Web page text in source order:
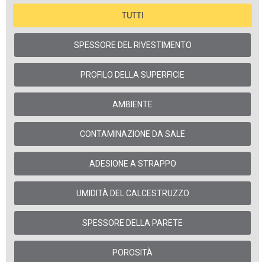
TUTTI
SPESSORE DEL RIVESTIMENTO
PROFILO DELLA SUPERFICIE
AMBIENTE
CONTAMINAZIONE DA SALE
ADESIONE A STRAPPO
UMIDITÀ DEL CALCESTRUZZO
SPESSORE DELLA PARETE
POROSITÀ